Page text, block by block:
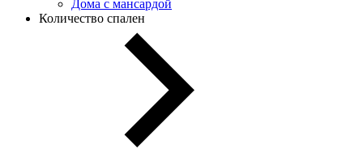
Дома с мансардой
Количество спален